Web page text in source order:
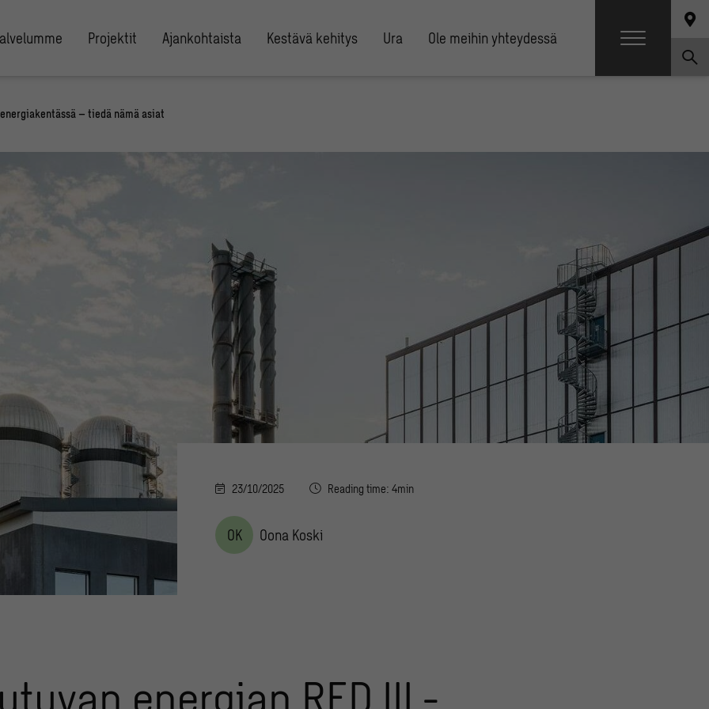
Projektit Ajankohtaista Kestävä kehitys Ura Ole meihin yhteydessä
– tiedä nämä asiat
23/10/2025 Reading time: 4min
OK Oona Koski
energian RED III -